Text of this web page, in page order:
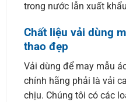
trong nước lẫn xuất
Chất liệu vải dùng
thao đẹp
Vải dùng để may mẫu
chính hãng phải là vải
chịu. Chúng tôi có các